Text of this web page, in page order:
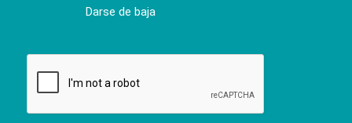
Darse de baja